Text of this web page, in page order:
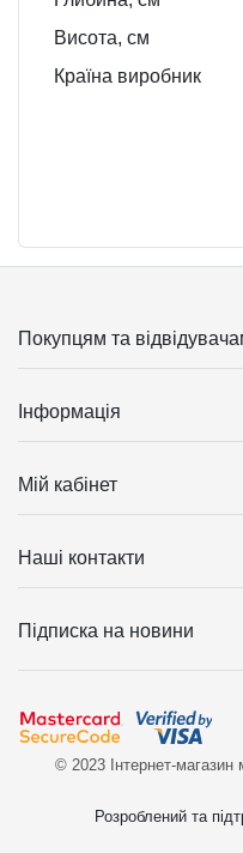
Висота, см
Країна виробник
Покупцям та
Інформація
Мій кабінет
Наші контакти
Підписка на новини
© 2023 Інтернет-магазин
Розроблений та